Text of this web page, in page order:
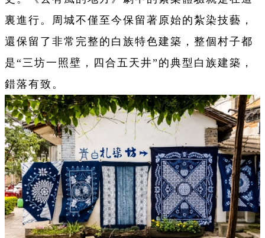
裏進行。周城不僅至今保留著原始的紮染技藝，
還保留了非常完整的白族特色建築，整個村子都
是“三坊一照壁，四合五天井”的典型白族建築，
錯落有致。